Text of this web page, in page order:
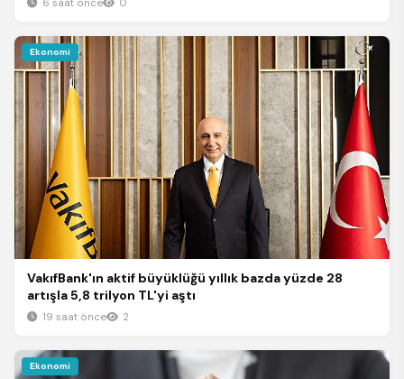
6 saat önce 0
Ekonomi
VakıfBank'ın aktif büyüklüğü yıllık bazda yüzde 28
artışla 5,8 trilyon TL'yi aştı
19 saat önce 2
Ekonomi